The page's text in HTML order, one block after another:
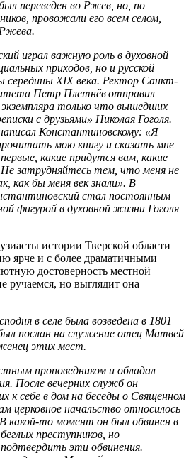
переведен во Ржев, но, по
провожали его всем селом,
играл важную роль в духовной
приходов, но и русской
середины XIX века. Ректор Санкт-
Петр Плетнёв отправил
только что вышедших
с друзьями» Николая Гоголя.
Константиновскому: «Я
мою книгу и сказать мне
какие придутся вам, какие
затрудняйтесь тем, что меня не
как бы меня век знали». В
стал постоянным
фигурой в духовной жизни Гоголя
истории Тверской области
ярче и с более драматичными
достоверность местной
ручаемся, но выглядит она
в селе была возведена в 1801
послан на служение отец Матвей
этих мест.
проповедником и обладал
После вечерних служб он
к себе в дом на беседы о Священном
церковное начальство относилось
какой-то момент он был обвинен в
преступников, но
подтвердить эти обвинения.